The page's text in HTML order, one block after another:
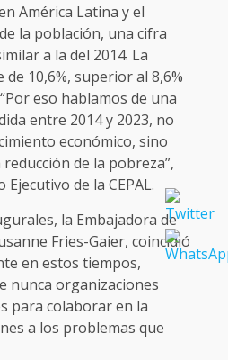
América Latina y el
la población, una cifra
a la del 2014. La
10,6%, superior al 8,6%
eso hablamos de una
entre 2014 y 2023, no
económico, sino
de la pobreza”,
de la CEPAL.
la Embajadora de
Fries-Gaier, coincidió
en estos tiempos,
nunca organizaciones
para colaborar en la
a los problemas que